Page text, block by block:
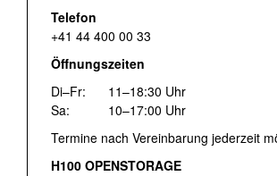
Telefon
+41 44 400 00 33
Öffnungszeiten
Di–Fr:
11–18:30 Uhr
Sa:
10–17:00 Uhr
Termine nach Vereinbarung jederzeit
H100 OPENSTORAGE